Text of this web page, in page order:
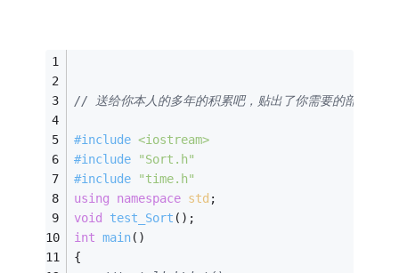
// 送给你本人的多年的积累吧，贴出了你需要的部分了
#include <iostream>
#include
"Sort.h"
#include
"time.h"
using
namespace std ;
void
test_Sort () ;
int main()
{